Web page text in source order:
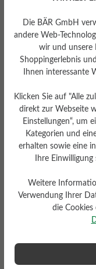
Fußbett
Herausnehmbares
Fußbett 4 mm
Lederbezug
hoch
Die BÄR GmbH
andere Web-
wir und unsere
Shoppingerlebnis
Ihnen interessante
Klicken Sie auf "Alle
direkt zur Webseite
Einstellungen“, um
Kategorien und
erhalten sowie eine
Ihre
Weitere
Verwendung Ihrer
die Cookies